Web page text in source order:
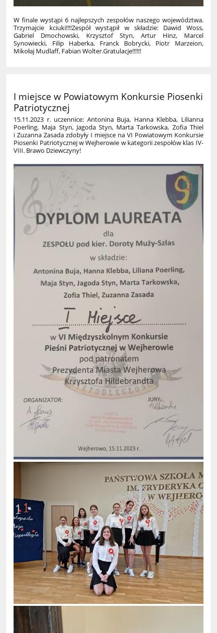
W finale wystąpi 6 najlepszych zespołów naszego województwa.
Trzymajcie kciuki!!!!Zespół wystąpił w składzie: Dawid Woss,
Gabriel Dmochowski, Krzysztof Styn, Artur Hinz, Marcel
Synowiecki, Filip Haberka, Franck Bobrycki, Piotr Marzeion,
Mikołaj Mudlaff, Fabian Wolter.Gratulacje!!!!!!
I miejsce w Powiatowym Konkursie Piosenki
Patriotycznej
15.11.2023 r. uczennice: Antonina Buja, Hanna Klebba, Lilianna
Poerling, Maja Styn, Jagoda Styn, Marta Tarkowska, Zofia Thiel
i Zuzanna Zasada zdobyły I miejsce na VI Powiatowym Konkursie
Piosenki Patriotycznej w Wejherowie w kategorii zespołów klas IV-
VIII. Brawo Dziewczyny!